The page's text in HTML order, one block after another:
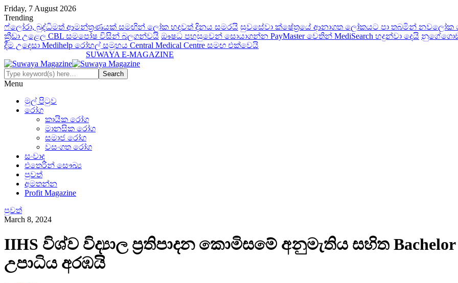
Friday, 7 August 2026
Trending
ෆ්ලෝරා, බුද්ධිමත් ආමන්ත්‍රණයක් සමඟින් ලෝක හදවත් දිනය සමරයි සුවසේවා ක්ෂේත්‍රයේ ආනාගත ලෝකයට පා තබමින් නවලෝක
ක්‍රීඩා උළෙල CBL සමපෝෂ විසින් බලගන්වයි ඖෂධ පහසුවෙන් සොයාගන්න PayMaster වෙතින් MediSearch හදුන්වා දෙයි නුගේගොඩ
දීම උදෙසා Medihelp රෝහල් සමූහය Central Medical Centre සමඟ එක්වෙයි
SUWAYA E-MAGAZINE
Menu
මුල් පිටුව
රෝග
කායික රෝග
මානසික රෝග
සමාජ රෝග
වසංගත රෝග
සංවාද
එතෙරින් සෞඛ්‍ය
පුවත්
අමතන්න
Profit Magazine
පුවත්
March 8, 2024
IIHS විශ්ව විද්‍යාල ප්‍රතිපාදන කොමිසමේ අනුමැතිය සහිත Bachelor
උපාධිය අරඹයි